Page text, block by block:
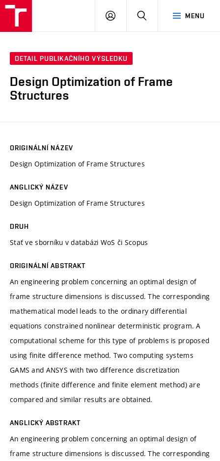
MENU
PŘIHLÁSIT
DETAIL PUBLIKAČNÍHO VÝSLEDKU
Design Optimization of Frame
Structures
ORIGINÁLNÍ NÁZEV
Design Optimization of Frame Structures
ANGLICKÝ NÁZEV
Design Optimization of Frame Structures
DRUH
Stať ve sborníku v databázi WoS či Scopus
ORIGINÁLNÍ ABSTRAKT
An engineering problem concerning an optimal design of
frame structure dimensions is discussed. The corresponding
mathematical model leads to the ordinary differential
equations constrained nonlinear deterministic program. A
computational scheme for this type of problems is proposed
using finite difference method. Two computing systems
GAMS and ANSYS with two difference discretization
methods (finite difference and finite element method) are
compared and similar results are obtained.
ANGLICKÝ ABSTRAKT
An engineering problem concerning an optimal design of
frame structure dimensions is discussed. The corresponding